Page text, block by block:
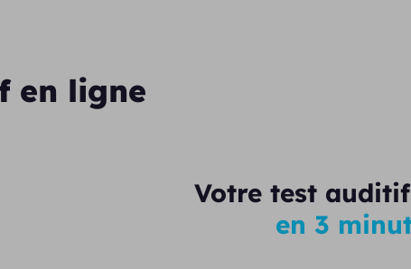
en ligne
Votre test
en 3